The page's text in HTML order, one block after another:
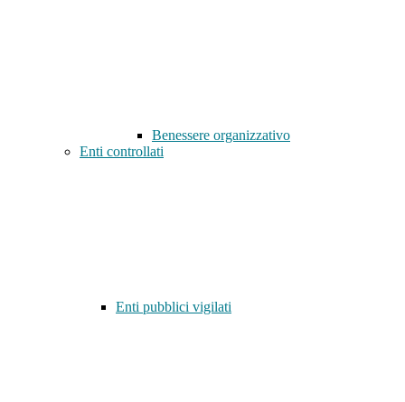
Benessere organizzativo
Enti controllati
Enti pubblici vigilati